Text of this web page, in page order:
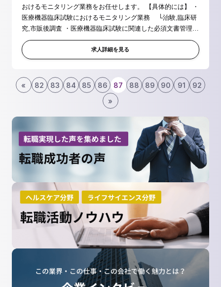
おけるモニタリング業務をお任せします。 【具体的には】 ・
医療機器臨床試験におけるモニタリング業務 └治験,臨床研
究,市販後調査 ・医療機器臨床試験に関連した必須文書管理
(Document Control)業務等 ・医療機器臨床試験に関連したメ
ディカルライティ...
求人詳細を見る
« 82 83 84 85 86 87 88 89 90 91
92
»